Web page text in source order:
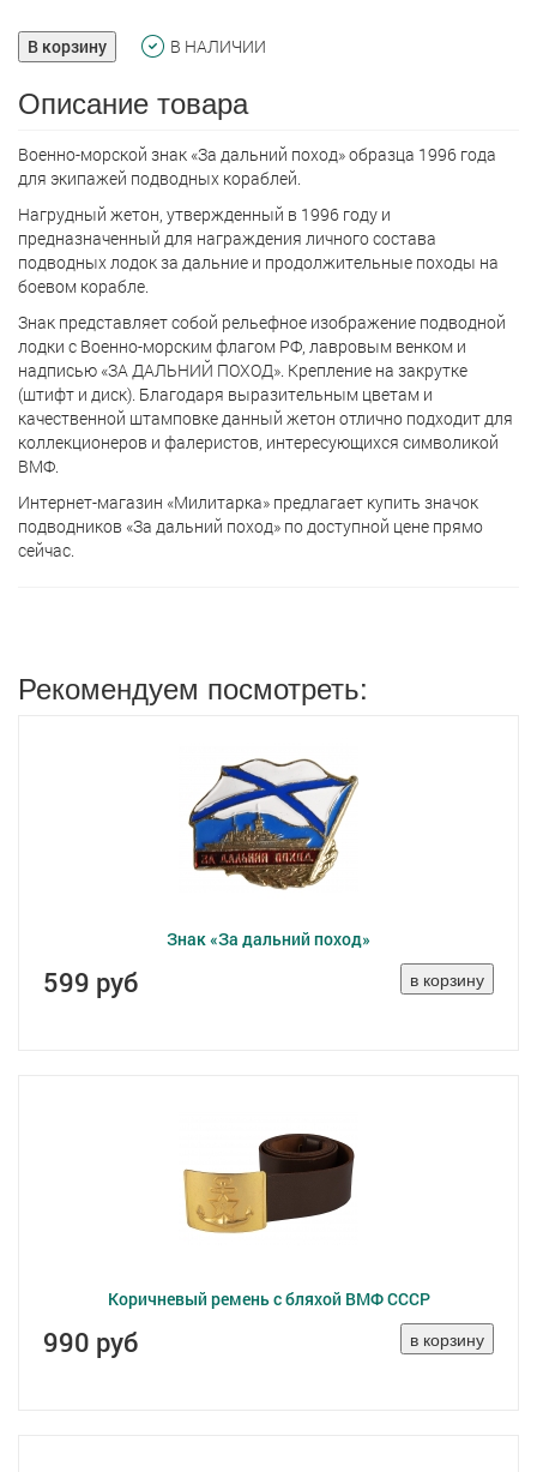
В корзину В НАЛИЧИИ
Описание товара
Военно-морской знак «За дальний поход» образца 1996 года
для экипажей подводных кораблей.
Нагрудный жетон, утвержденный в 1996 году и
предназначенный для награждения личного состава
подводных лодок за дальние и продолжительные походы на
боевом корабле.
Знак представляет собой рельефное изображение подводной
лодки с Военно-морским флагом РФ, лавровым венком и
надписью «ЗА ДАЛЬНИЙ ПОХОД». Крепление на закрутке
(штифт и диск). Благодаря выразительным цветам и
качественной штамповке данный жетон отлично подходит для
коллекционеров и фалеристов, интересующихся символикой
ВМФ.
Интернет-магазин «Милитарка» предлагает кyпить значок
подводников «За дальний поход» по доступной цене прямо
сейчас.
Рекомендуем посмотреть:
Знак «За дальний поход»
599 руб
Коричневый ремень с бляхой ВМФ СССР
990 руб